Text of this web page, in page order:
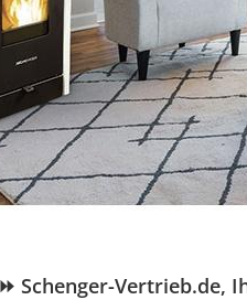
Schenger-